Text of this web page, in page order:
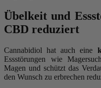
Übelkeit und
CBD reduziert
Cannabidiol hat auch eine
Essstörungen wie
Magen und schützt das
den Wunsch zu erbrechen